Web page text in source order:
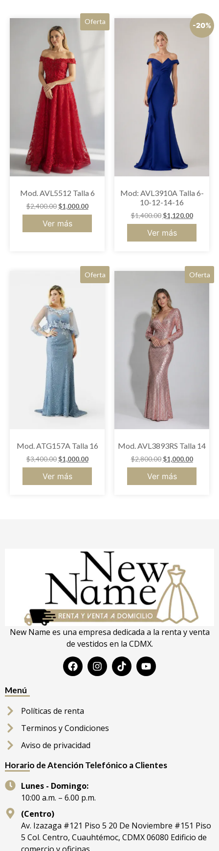
Oferta
Mod. AVL5512 Talla 6
$2,400.00 $1,000.00
Ver más
-20%
Mod: AVL3910A Talla 6-
10-12-14-16
$1,400.00 $1,120.00
Ver más
Oferta
Mod. ATG157A Talla 16
$3,400.00 $1,000.00
Ver más
Oferta
Mod. AVL3893RS Talla 14
$2,800.00 $1,000.00
Ver más
New Name es una empresa dedicada a la renta y venta
de vestidos en la CDMX.
Menú
Políticas de renta
Terminos y Condiciones
Aviso de privacidad
Horario de Atención Telefónico a Clientes
Lunes - Domingo:
10:00 a.m. – 6.00 p.m.
(Centro)
Av. Izazaga #121 Piso 5 20 De Noviembre #151 Piso
5 Col. Centro, Cuauhtémoc, CDMX 06080 Edificio de